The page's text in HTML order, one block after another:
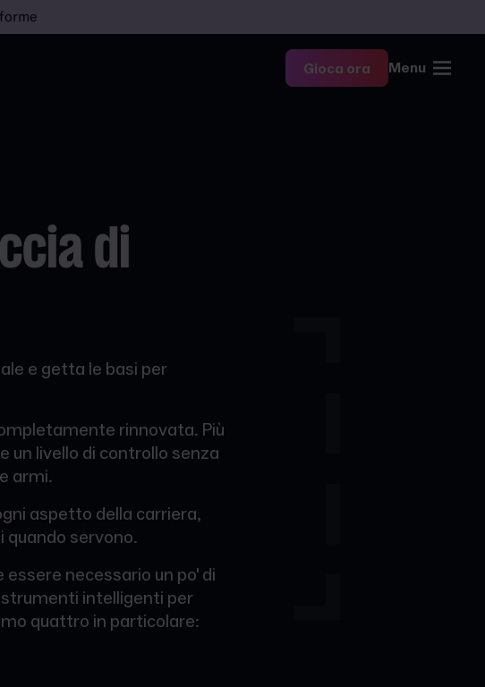
Gioca ora Menu
di
e getta le basi per
rinnovata. Più
livello di controllo senza
armi.
aspetto della carriera,
servono.
necessario un po' di
intelligenti per
quattro in particolare: